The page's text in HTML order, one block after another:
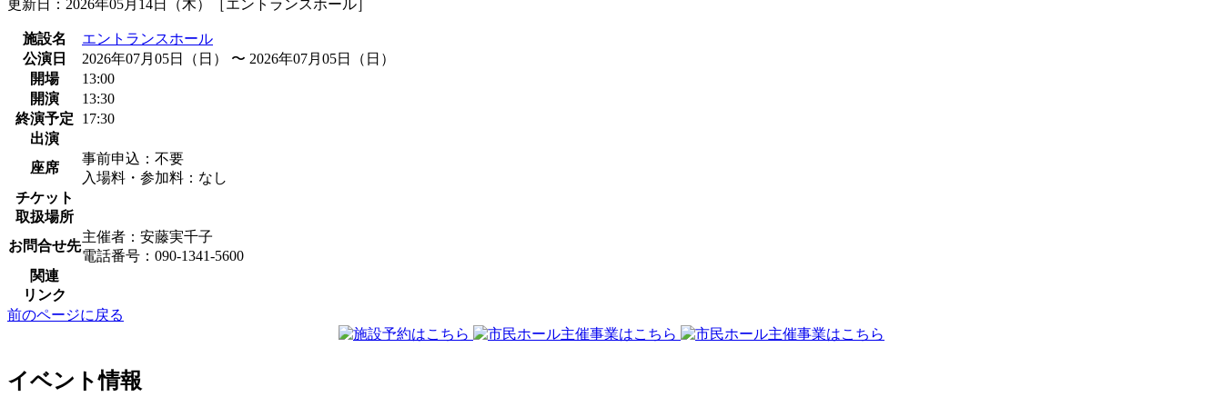
更新日：2026年05月14日（木）［エントランスホール］
施設名
エントランスホール
公演日
2026年07月05日（日） 〜 2026年07月05日（日）
開場
13:00
開演
13:30
終演予定
17:30
出演
座席
事前申込：不要
入場料・参加料：なし
チケット
取扱場所
お問合せ先
主催者：安藤実千子
電話番号：090-1341-5600
関連
リンク
前のページに戻る
イベント情報